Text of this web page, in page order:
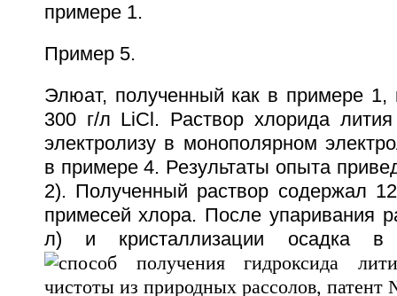
примере 1.
Пример 5.
Элюат, полученный как в примере 1,
300 г/л LiCl. Раствор хлорида
электролизу в монополярном
в примере 4. Результаты опыта
2). Полученный раствор содержал
примесей хлора. После упаривания
л) и кристаллизации осадка в